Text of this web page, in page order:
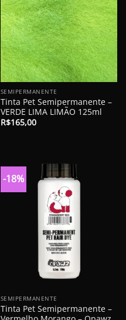
SEMIPERMANENTE
Tinta Pet Semipermanente –
VERDE LIMA LIMÃO 125ml
R$165,00
-18%
SEMIPERMANENTE
Tinta Pet Semipermanente –